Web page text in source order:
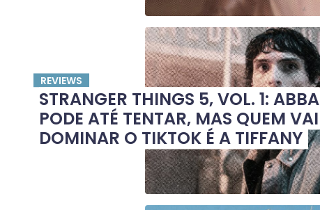
REVIEWS
STRANGER THINGS 5, VOL. 1: ABBA
PODE ATÉ TENTAR, MAS QUEM VAI
DOMINAR O TIKTOK É A TIFFANY